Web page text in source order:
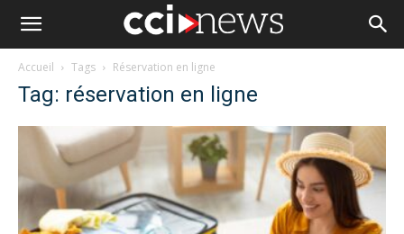
Accueil Tags Réservation en ligne
Tag: réservation en ligne